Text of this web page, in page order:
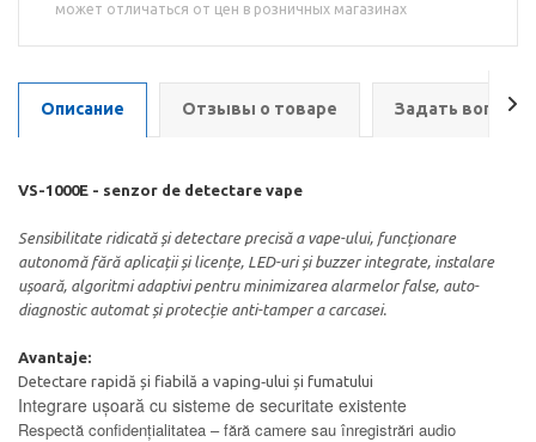
может отличаться от цен в розничных магазинах
Описание Отзывы о товаре Задать вопрос
VS-1000E - senzor de detectare vape
Sensibilitate ridicată și detectare precisă a vape-ului, funcționare
autonomă fără aplicații și licențe, LED-uri și buzzer integrate, instalare
ușoară, algoritmi adaptivi pentru minimizarea alarmelor false, auto-
diagnostic automat și protecție anti-tamper a carcasei.
Avantaje:
Detectare rapidă și fiabilă a vaping‑ului și fumatului
Integrare ușoară cu sisteme de securitate existente
Respectă confidențialitatea – fără camere sau înregistrări audio